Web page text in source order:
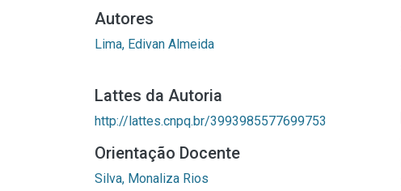
Autores
Lima, Edivan Almeida
Lattes da Autoria
http://lattes.cnpq.br/3993985577699753
Orientação Docente
Silva, Monaliza Rios